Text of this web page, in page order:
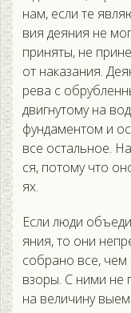
нам, ес­ли те
вия де­яния не
при­няты, не
от на­каза­ния.
рева с
двиг­ну­тому на
фун­да­мен­том и
все ос­таль­ное.
ся, по­тому что
ях.
Ес­ли лю­ди
яния, то они
соб­ра­но все,
взо­ры. С ни­ми не
на ве­личи­ну